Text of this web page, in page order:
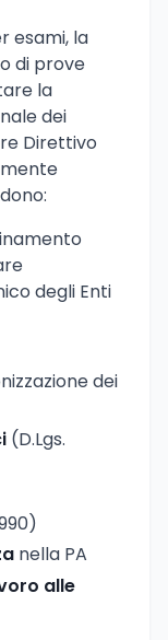
esami, la
di prove
la
dei
Direttivo
degli Enti
dei
(D.Lgs.
nella PA
alle